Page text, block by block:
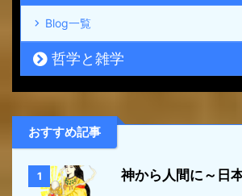
Blog一覧
哲学と雑学
おすすめ記事
1 神から人間に～日